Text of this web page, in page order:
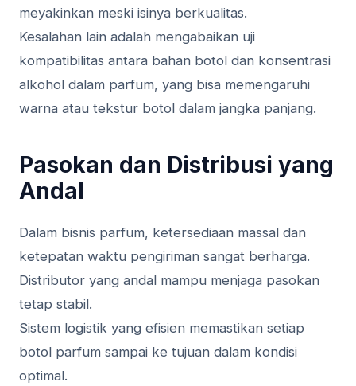
meyakinkan meski isinya berkualitas.
Kesalahan lain adalah mengabaikan uji
kompatibilitas antara bahan botol dan konsentrasi
alkohol dalam parfum, yang bisa memengaruhi
warna atau tekstur botol dalam jangka panjang.
Pasokan dan Distribusi yang
Andal
Dalam bisnis parfum, ketersediaan massal dan
ketepatan waktu pengiriman sangat berharga.
Distributor yang andal mampu menjaga pasokan
tetap stabil.
Sistem logistik yang efisien memastikan setiap
botol parfum sampai ke tujuan dalam kondisi
optimal.